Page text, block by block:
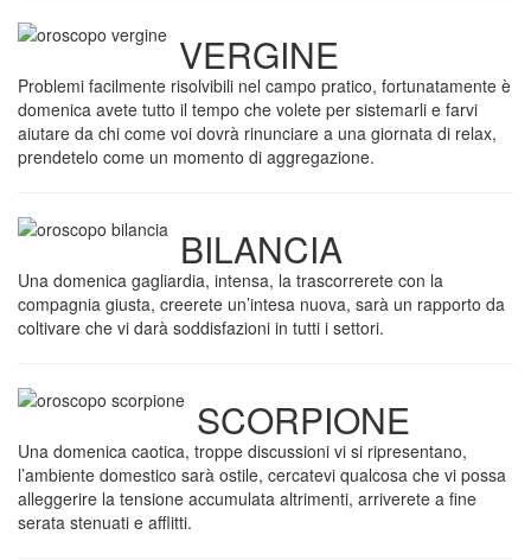
VERGINE
Problemi facilmente risolvibili nel campo pratico, fortunatamente è
domenica avete tutto il tempo che volete per sistemarli e farvi
aiutare da chi come voi dovrà rinunciare a una giornata di relax,
prendetelo come un momento di aggregazione.
BILANCIA
Una domenica gagliardia, intensa, la trascorrerete con la
compagnia giusta, creerete un’intesa nuova, sarà un rapporto da
coltivare che vi darà soddisfazioni in tutti i settori.
SCORPIONE
Una domenica caotica, troppe discussioni vi si ripresentano,
l’ambiente domestico sarà ostile, cercatevi qualcosa che vi possa
alleggerire la tensione accumulata altrimenti, arriverete a fine
serata stenuati e afflitti.